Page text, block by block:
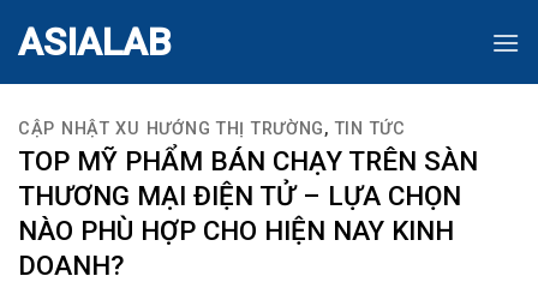
ASIALAB
CẬP NHẬT XU HƯỚNG THỊ TRƯỜNG,TIN TỨC
TOP MỸ PHẨM BÁN CHẠY TRÊN SÀN
THƯƠNG MẠI ĐIỆN TỬ – LỰA CHỌN
NÀO PHÙ HỢP CHO HIỆN NAY KINH
DOANH?